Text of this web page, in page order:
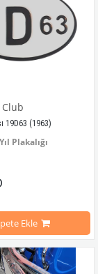
Club
19D63 (1963)
Plakalığı
25-3032  OEM Parça
Ekle